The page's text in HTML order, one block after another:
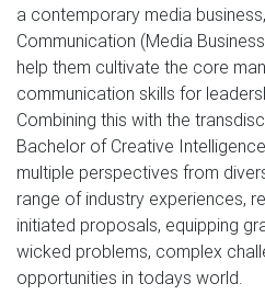
a contemporary media
Communication (Media
help them cultivate the core
communication skills for
Combining this with the
Bachelor of Creative
multiple perspectives from
range of industry experiences,
initiated proposals, equipping
wicked problems, complex
opportunities in todays world.